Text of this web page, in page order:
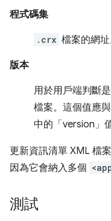
程式碼集
.crx 檔案的網址
版本
用於用戶端判斷
檔案。這個值應與
中的「version」
更新資訊清單 XML 檔
因為它會納入多個
測試